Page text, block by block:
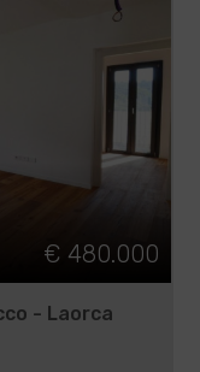
€ 480.000
- Laorca